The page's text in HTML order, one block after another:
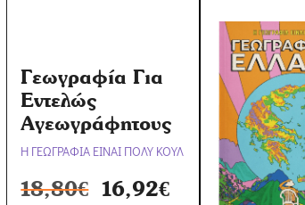
*
Γεωγραφία Για
Εντελώς
Αγεωγράφητους
Η ΓΕΩΓΡΑΦΙΑ ΕΙΝΑΙ ΠΟΛΥ ΚΟΥΛ
18,80€ 16,92€